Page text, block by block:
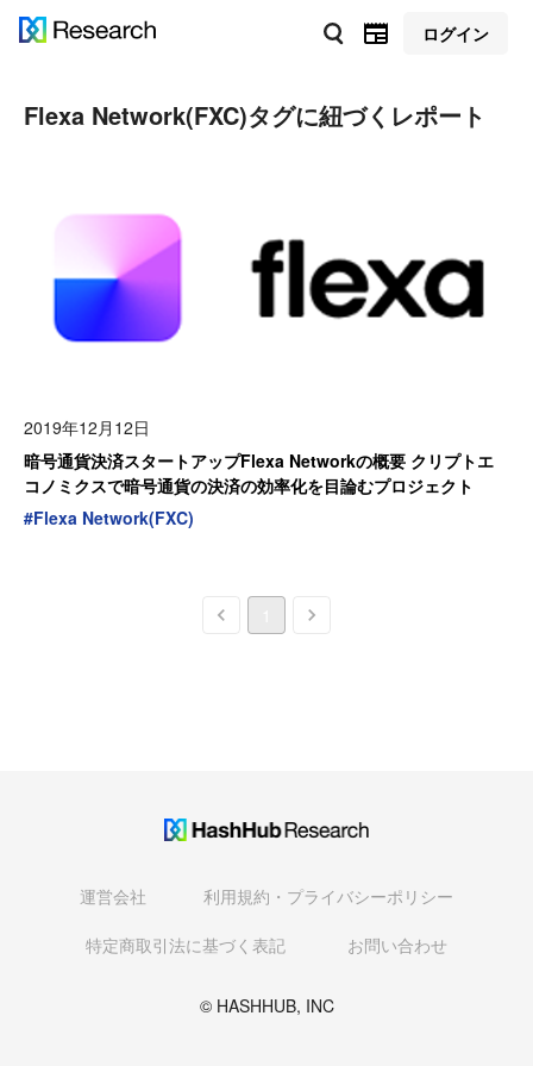
ログイン
Flexa Network(FXC)タグに紐づくレポート
2019年12月12日
暗号通貨決済スタートアップFlexa Networkの概要 クリプトエ
コノミクスで暗号通貨の決済の効率化を目論むプロジェクト
#Flexa Network(FXC)
運営会社 利用規約・プライバシーポリシー
特定商取引法に基づく表記 お問い合わせ
© HASHHUB, INC